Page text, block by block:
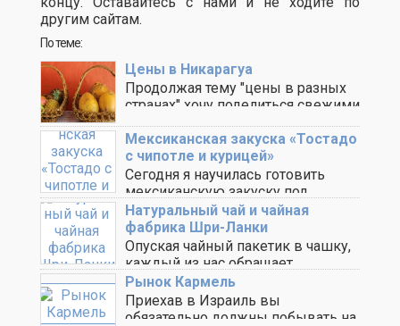
другим сайтам.
По теме:
Цены в Никарагуа
Продолжая тему "цены в разных
странах" хочу поделиться свежими
данными на ценник ..
Мексиканская закуска «Тостадо
с чипотле и курицей»
Сегодня я научилась готовить
мексиканскую закуску под
названием "Тостадо с чипотле и ..
Натуральный чай и чайная
фабрика Шри-Ланки
Опуская чайный пакетик в чашку,
каждый из нас обращает
внимание на аромат ..
Рынок Кармель
Приехав в Израиль вы
обязательно должны побывать на